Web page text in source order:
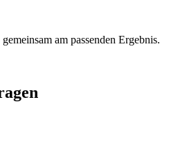
am passenden Ergebnis.